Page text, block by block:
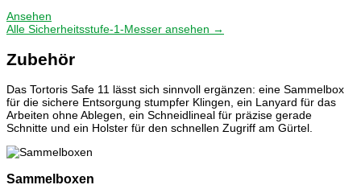
Ansehen
Alle Sicherheitsstufe-1-Messer ansehen →
Zubehör
Das Tortoris Safe 11 lässt sich sinnvoll ergänzen: eine Sammelbox
für die sichere Entsorgung stumpfer Klingen, ein Lanyard für das
Arbeiten ohne Ablegen, ein Schneidlineal für präzise gerade
Schnitte und ein Holster für den schnellen Zugriff am Gürtel.
Sammelboxen